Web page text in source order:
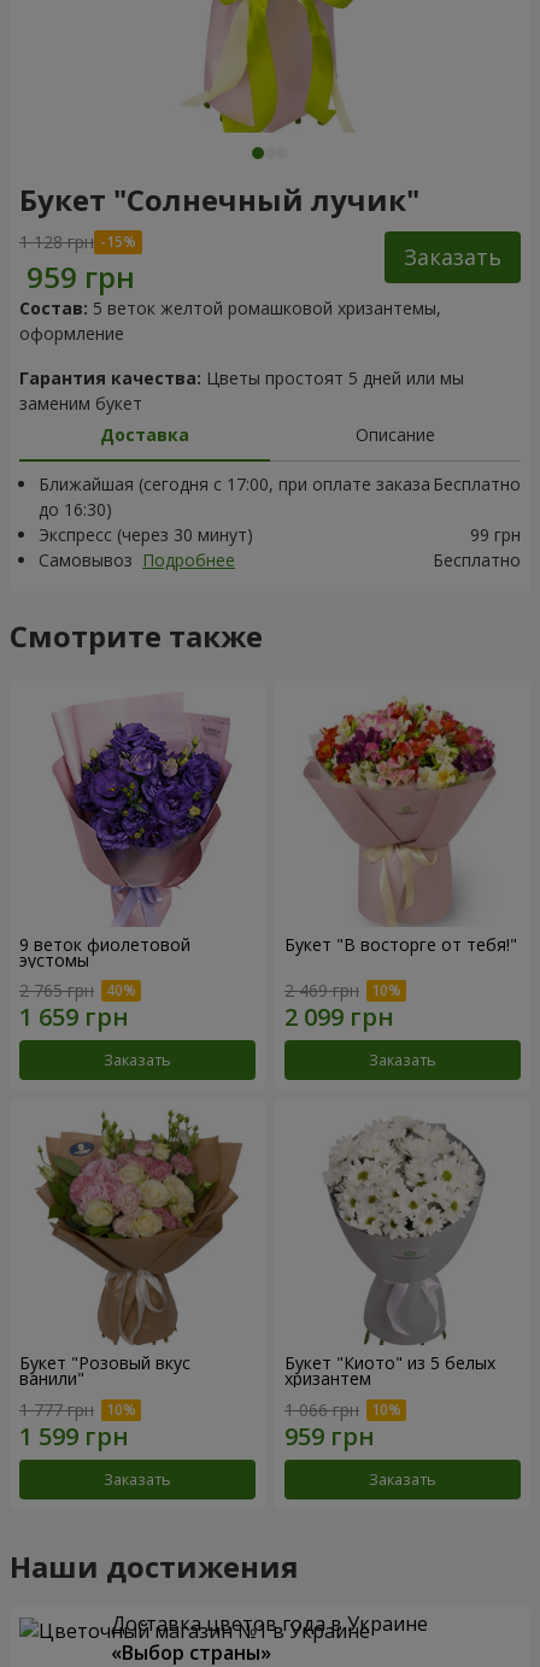
Букет "Солнечный лучик"
1 128 грн
Заказать
Состав: 5 веток желтой ромашковой хризантемы,
оформление
Гарантия качества: Цветы простоят 5 дней или мы
заменим букет
Доставка
Описание
Ближайшая (сегодня с 17:00, при оплате заказа
до 16:30)
Бесплатно
Экспресс (через 30 минут)
99 грн
Самовывоз Подробнее Бесплатно
Смотрите также
9 веток фиолетовой
эустомы
2 765 грн
Заказать
Букет "В восторге от тебя!"
2 469 грн
Заказать
Букет "Розовый вкус
ванили"
1 777 грн
Заказать
Букет "Киото" из 5 белых
хризантем
1 066 грн
Заказать
Наши достижения
Доставка цветов года в Украине
«Выбор страны»